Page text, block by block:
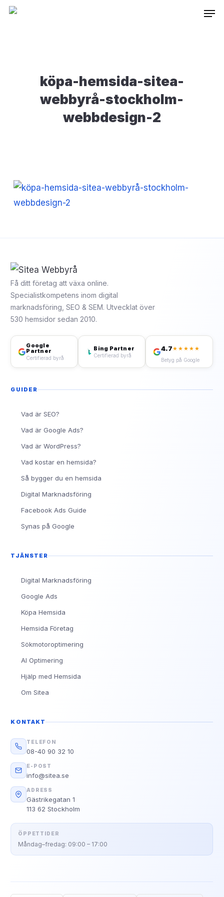
Skip
köpa-hemsida-sitea-
webbyrå-stockholm-
webbdesign-2
Få ditt företag att växa online.
Specialistkompetens inom digital
marknadsföring, SEO & SEM. Utvecklat över
530 hemsidor sedan 2010.
Google
Partner
Certifierad byrå
Bing Partner
Certifierad byrå
4.7★★★★★
Betyg på Google
GUIDER
Vad är SEO?
Vad är Google Ads?
Vad är WordPress?
Vad kostar en hemsida?
Så bygger du en hemsida
Digital Marknadsföring
Facebook Ads Guide
Synas på Google
TJÄNSTER
Digital Marknadsföring
Google Ads
Köpa Hemsida
Hemsida Företag
Sökmotoroptimering
AI Optimering
Hjälp med Hemsida
Om Sitea
KONTAKT
TELEFON
08-40 90 32 10
E-POST
info@sitea.se
ADRESS
Gästrikegatan 1
113 62 Stockholm
ÖPPETTIDER
Måndag–fredag: 09:00 – 17:00